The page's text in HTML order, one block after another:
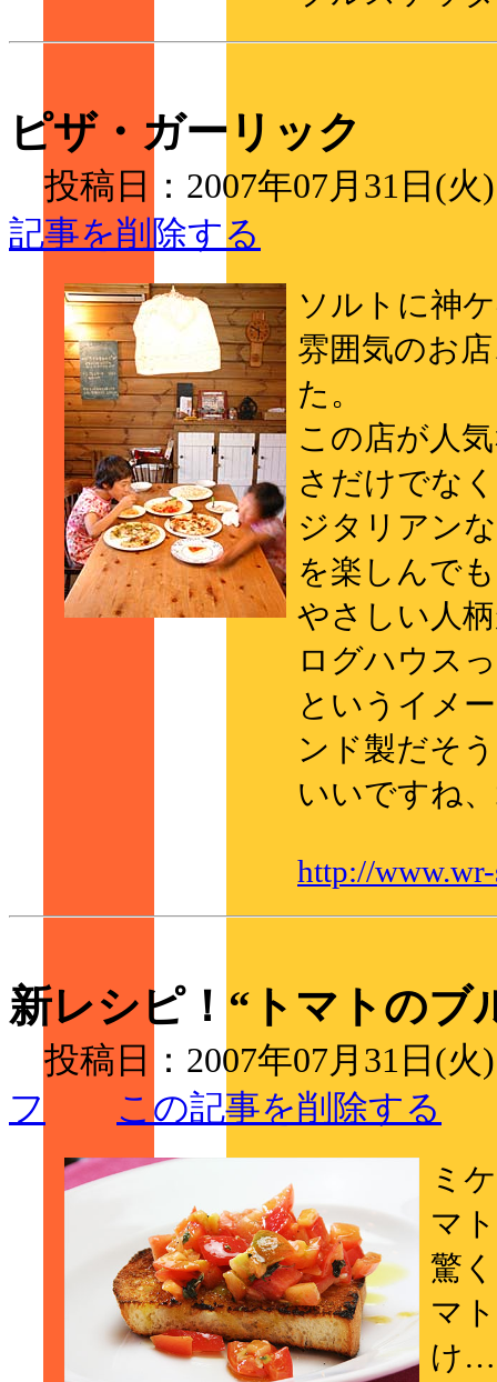
ピザ・ガーリック
投稿日：2007年07月31日
記事を削除する
ソルトに神
雰囲気のお
た。
この店が人
さだけでな
ジタリアン
を楽しんで
やさしい人
ログハウス
というイメ
ンド製だそ
いいですね
http://
新レシピ！“トマトのブ
投稿日：2007年07月31日(
フ
この記事を削除する
ミ
マ
驚
マ
け…